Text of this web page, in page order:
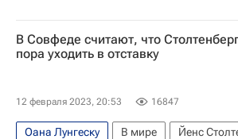
В Совфеде считают, что
пора уходить в отставку
12 февраля 2023, 20:53 16847
Оана Лунгеску В мире
Йенс